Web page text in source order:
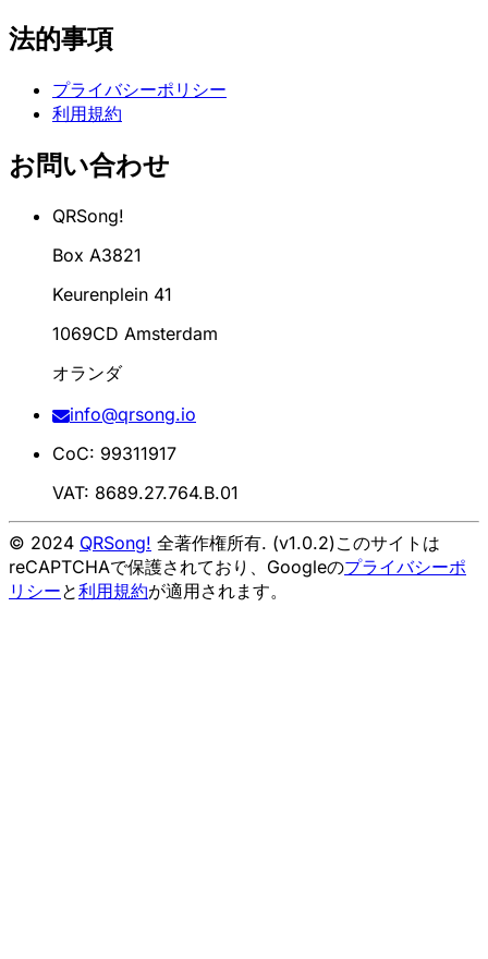
法的事項
プライバシーポリシー
利用規約
お問い合わせ
QRSong!
Box A3821
Keurenplein 41
1069CD Amsterdam
オランダ
info@qrsong.io
CoC: 99311917
VAT: 8689.27.764.B.01
© 2024 QRSong! 全著作権所有. (v1.0.2)このサイトは
reCAPTCHAで保護されており、Googleのプライバシーポ
リシーと利用規約が適用されます。